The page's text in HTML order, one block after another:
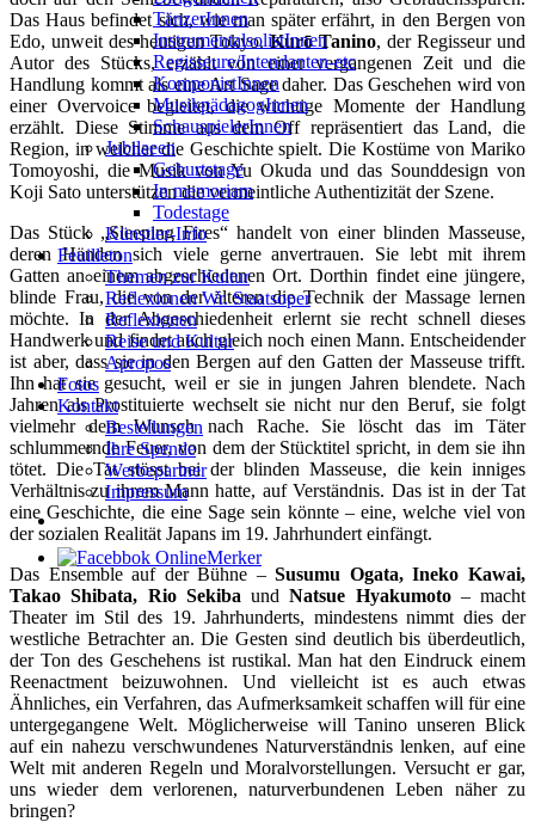
TänzerInnen
InstrumentalsolistInnen
Regisseure/Intendanten-etc
KomponistInnen
MusikpädagogInnen
SchauspielerInnen
Jubilaeen
Geburtstage
In memoriam
Todestage
Künstler-Info
Feuilleton
Themen zur Kultur
Reflexionen Wr. Staatsoper
Reflexionen
Reise und Kultur
Apropos
Fotos
Kontakt
Bestellungen
Ihre Spende
Werbepartner
Impressum
Das Haus befindet sich, wie man später erfährt, in den Bergen von
Edo, unweit des heutigen Tokyo.Kurō Tanino, der Regisseur und
Autor des Stücks, erzählt von einer vergangenen Zeit und die
Handlung kommt als eine Art Sage daher. Das Geschehen wird von
einer Overvoice begleitet, die wichtige Momente der Handlung
erzählt. Diese Stimme aus dem Off repräsentiert das Land, die
Region, in welcher die Geschichte spielt. Die Kostüme von Mariko
Tomoyoshi, die Musik von Yu Okuda und das Sounddesign von
Koji Sato unterstützen die vermeintliche Authentizität der Szene.
Das Stück „Sleeping Fires“ handelt von einer blinden Masseuse,
deren Händen sich viele gerne anvertrauen. Sie lebt mit ihrem
Gatten an einem abgeschiedenen Ort. Dorthin findet eine jüngere,
blinde Frau, die von der älteren die Technik der Massage lernen
möchte. In der Abgeschiedenheit erlernt sie recht schnell dieses
Handwerk und findet auch gleich noch einen Mann. Entscheidender
ist aber, dass sie in den Bergen auf den Gatten der Masseuse trifft.
Ihn hat sie gesucht, weil er sie in jungen Jahren blendete. Nach
Jahren als Prostituierte wechselt sie nicht nur den Beruf, sie folgt
vielmehr dem Wunsch nach Rache. Sie löscht das im Täter
schlummernde Feuer, von dem der Stücktitel spricht, in dem sie ihn
tötet. Die Tat stösst bei der blinden Masseuse, die kein inniges
Verhältnis zu ihrem Mann hatte, auf Verständnis. Das ist in der Tat
eine Geschichte, die eine Sage sein könnte – eine, welche viel von
der sozialen Realität Japans im 19. Jahrhundert einfängt.
Das Ensemble auf der Bühne –Susumu Ogata, Ineko Kawai,
Takao Shibata, Rio Sekiba undNatsue Hyakumoto– macht
Theater im Stil des 19. Jahrhunderts, mindestens nimmt dies der
westliche Betrachter an. Die Gesten sind deutlich bis überdeutlich,
der Ton des Geschehens ist rustikal. Man hat den Eindruck einem
Reenactment beizuwohnen. Und vielleicht ist es auch etwas
Ähnliches, ein Verfahren, das Aufmerksamkeit schaffen will für eine
untergegangene Welt. Möglicherweise will Tanino unseren Blick
auf ein nahezu verschwundenes Naturverständnis lenken, auf eine
Welt mit anderen Regeln und Moralvorstellungen. Versucht er gar,
uns wieder dem verlorenen, naturverbundenen Leben näher zu
bringen?